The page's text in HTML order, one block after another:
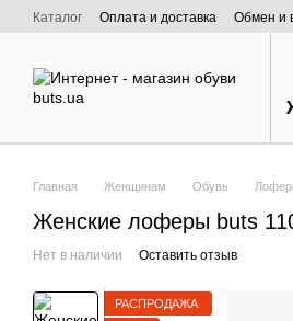
Перейти к основному контенту
Каталог Оплата и доставка Обмен и
О нас
Главная Женщинам Обувь
Женские лоферы buts
Нет в наличии Оставить отзыв
РАСПРОДАЖА